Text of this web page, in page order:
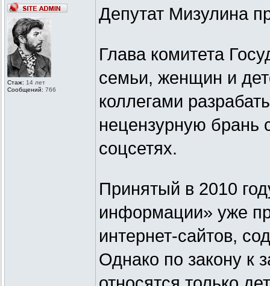
Стаж: 14 лет
Сообщений: 766
Депутат Мизулина
Глава комитета
семьи, женщин и
коллегами
нецензурную брань
соцсетях.
Принятый в 2010
информации» уже
интернет-сайтов,
Однако по закону к